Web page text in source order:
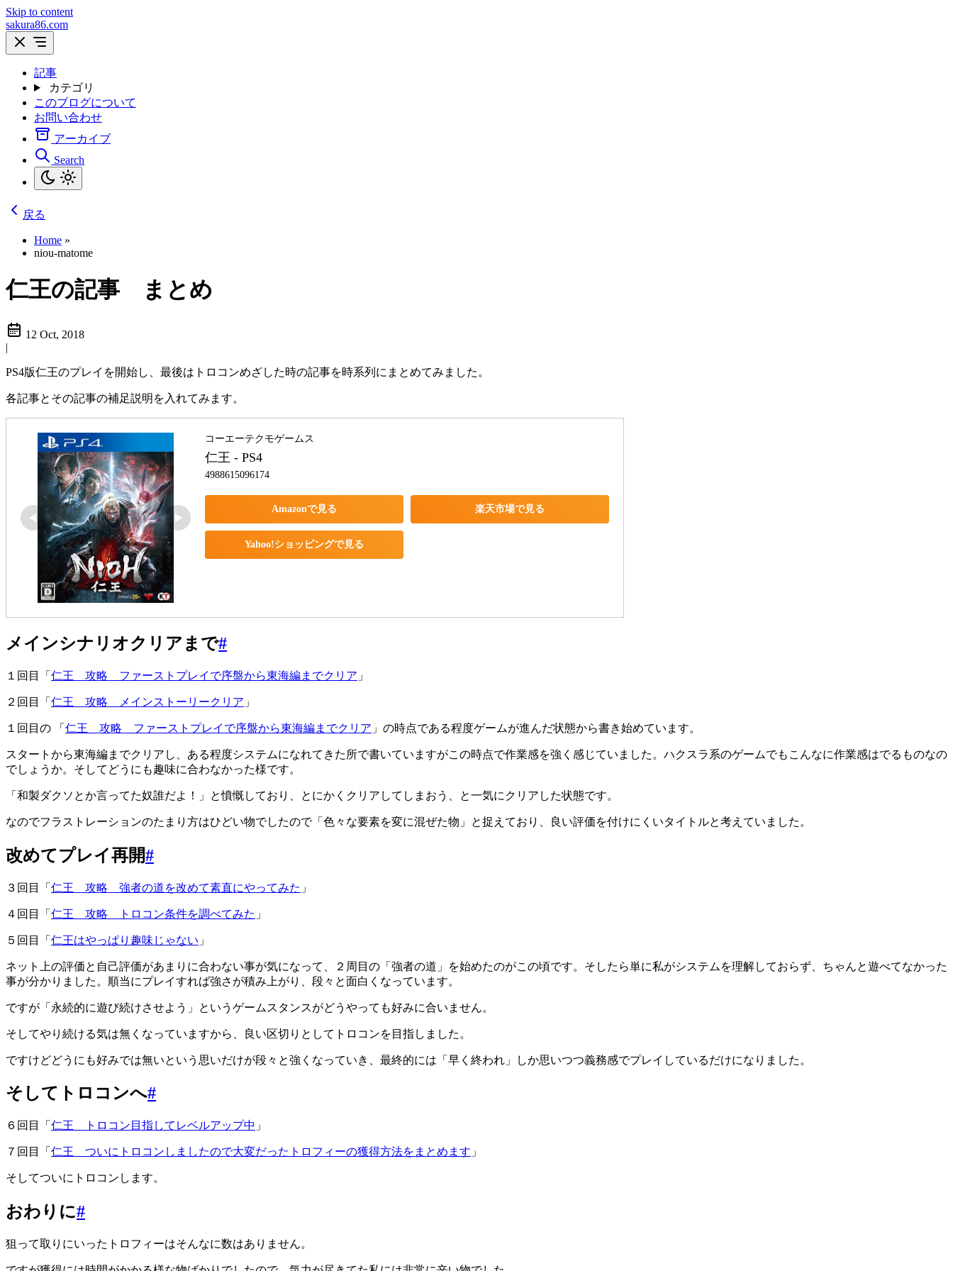
Skip to content
sakura86.com
記事
カテゴリ
このブログについて
お問い合わせ
アーカイブ
Search
戻る
Home »
niou-matome
仁王の記事 まとめ
12 Oct, 2018
|
PS4版仁王のプレイを開始し、最後はトロコンめざした時の記事を時系列にまとめてみました。
各記事とその記事の補足説明を入れてみます。
コーエーテクモゲームス
仁王 - PS4
4988615096174
Amazonで見る 楽天市場で見る
Yahoo!ショッピングで見る
メインシナリオクリアまで#
１回目「 仁王 攻略 ファーストプレイで序盤から東海編までクリア 」
２回目「 仁王 攻略 メインストーリークリア 」
１回目の 「 仁王 攻略 ファーストプレイで序盤から東海編までクリア 」の時点である程度ゲームが進んだ状態から書き始めています。
スタートから東海編までクリアし、ある程度システムになれてきた所で書いていますがこの時点で作業感を強く感じていました。ハクスラ系のゲームでもこんなに作業感はでるものなの
でしょうか。そしてどうにも趣味に合わなかった様です。
「和製ダクソとか言ってた奴誰だよ！」と憤慨しており、とにかくクリアしてしまおう、と一気にクリアした状態です。
なのでフラストレーションのたまり方はひどい物でしたので「色々な要素を変に混ぜた物」と捉えており、良い評価を付けにくいタイトルと考えていました。
改めてプレイ再開#
３回目「 仁王 攻略 強者の道を改めて素直にやってみた 」
４回目「 仁王 攻略 トロコン条件を調べてみた 」
５回目「 仁王はやっぱり趣味じゃない 」
ネット上の評価と自己評価があまりに合わない事が気になって、２周目の「強者の道」を始めたのがこの頃です。そしたら単に私がシステムを理解しておらず、ちゃんと遊べてなかった
事が分かりました。順当にプレイすれば強さが積み上がり、段々と面白くなっています。
ですが「永続的に遊び続けさせよう」というゲームスタンスがどうやっても好みに合いません。
そしてやり続ける気は無くなっていますから、良い区切りとしてトロコンを目指しました。
ですけどどうにも好みでは無いという思いだけが段々と強くなっていき、最終的には「早く終われ」しか思いつつ義務感でプレイしているだけになりました。
そしてトロコンへ#
６回目「 仁王 トロコン目指してレベルアップ中 」
７回目「 仁王 ついにトロコンしましたので大変だったトロフィーの獲得方法をまとめます 」
そしてついにトロコンします。
おわりに#
狙って取りにいったトロフィーはそんなに数はありません。